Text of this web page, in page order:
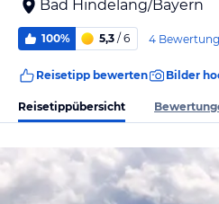
Bad Hindelang/Bayern
100% 5,3 / 6 4
Reisetipp bewerten Bilder
Reisetippübersicht